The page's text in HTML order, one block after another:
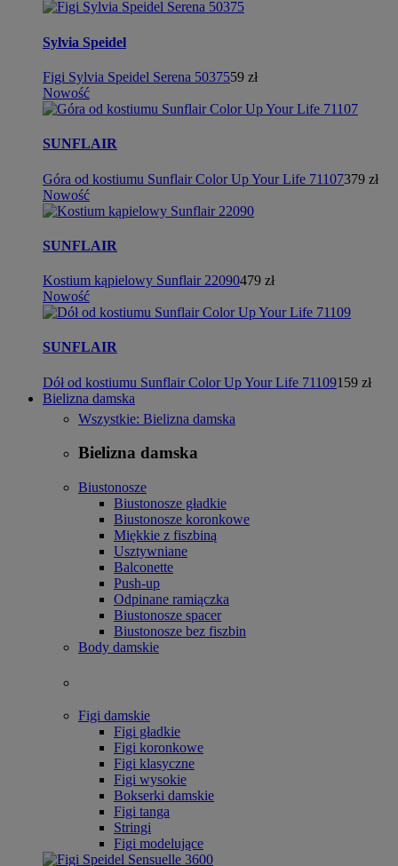
Sylvia Speidel
Figi Sylvia Speidel Serena 5037559 zł
Nowość
SUNFLAIR
Góra od kostiumu Sunflair Color Up Your Life 71107379 zł
Nowość
SUNFLAIR
Kostium kąpielowy Sunflair 22090479 zł
Nowość
SUNFLAIR
Dół od kostiumu Sunflair Color Up Your Life 71109159 zł
Bielizna damska
Wszystkie: Bielizna damska
Bielizna damska
Biustonosze
Biustonosze gładkie
Biustonosze koronkowe
Miękkie z fiszbiną
Usztywniane
Balconette
Push-up
Odpinane ramiączka
Biustonosze spacer
Biustonosze bez fiszbin
Body damskie
Figi damskie
Figi gładkie
Figi koronkowe
Figi klasyczne
Figi wysokie
Bokserki damskie
Figi tanga
Stringi
Figi modelujące